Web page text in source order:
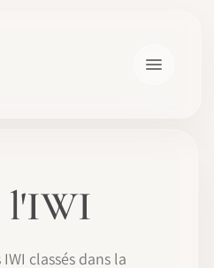
l'IWI
classés dans la